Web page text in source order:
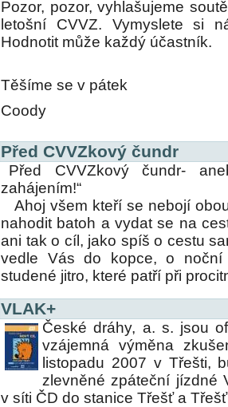
Pozor, pozor, vyhlašujeme
letošní CVVZ. Vymyslete si
Hodnotit může každý účastník.
Těšíme se v pátek
Coody
Před CVVZkový čundr
Před CVVZkový čundr-
zahájením!“
Ahoj všem kteří se nebojí
nahodit batoh a vydat se na
ani tak o cíl, jako spíš o cestu
vedle Vás do kopce, o
studené jitro, které patří při
VLAK+
České dráhy, a. s. jsou
vzájemná výměna
listopadu 2007 v Třešti,
zlevněné zpáteční jízdné
v síti ČD do stanice Třešť a